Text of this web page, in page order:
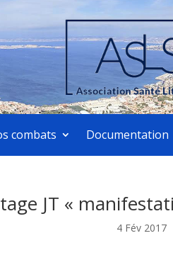
combats Documentation
JT «
4 Fév 2017